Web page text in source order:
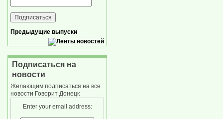
Предыдущие выпуски
Подписаться на
новости
Желающим подписаться на все
новости Говорит Донецк
Enter your email address: